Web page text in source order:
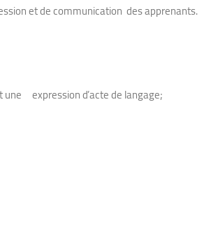
et de communication des apprenants.
une expression d’acte de langage;